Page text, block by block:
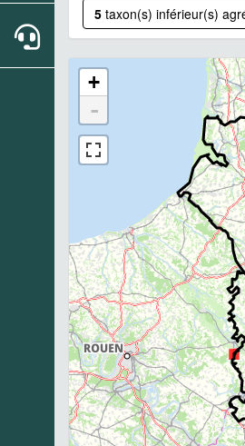
5 taxon(s) inférieur(s)
+
-